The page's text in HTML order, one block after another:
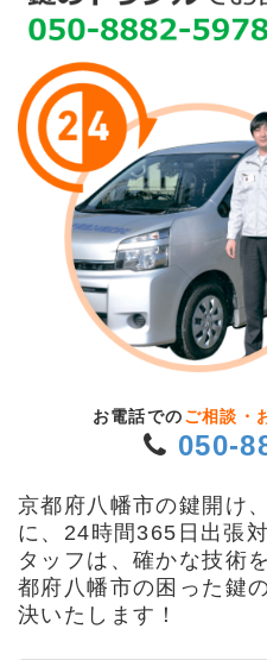
お電話での ご相談・
050-
京都府八幡市の鍵開け
に、24時間365日出張
タッフは、確かな技術
都府八幡市の困った鍵
決いたします！